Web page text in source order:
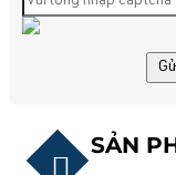
SẢN